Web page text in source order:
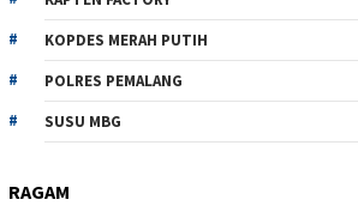
KOPDES MERAH PUTIH
POLRES PEMALANG
SUSU MBG
RAGAM